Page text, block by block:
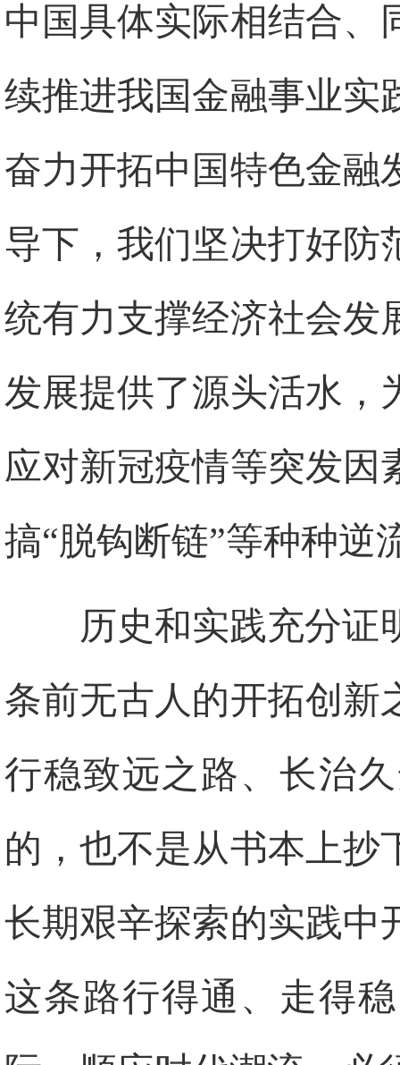
中国具体实际相结合、
续推进我国金融事业实
奋力开拓中国特色金融
导下，我们坚决打好防
统有力支撑经济社会发
发展提供了源头活水，
应对新冠疫情等突发因
搞“脱钩断链”等种种逆
历史和实践充分证
条前无古人的开拓创新
行稳致远之路、长治
的，也不是从书本上抄
长期艰辛探索的实践中
这条路行得通、走得